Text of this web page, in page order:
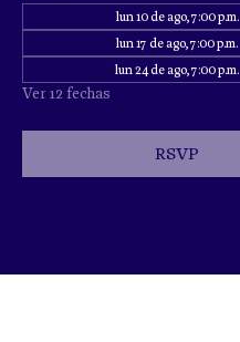
lun 10 de ago, 7:00 p.m.
lun 17 de ago, 7:00 p.m.
lun 24 de ago, 7:00 p.m.
Ver 12 fechas
RSVP